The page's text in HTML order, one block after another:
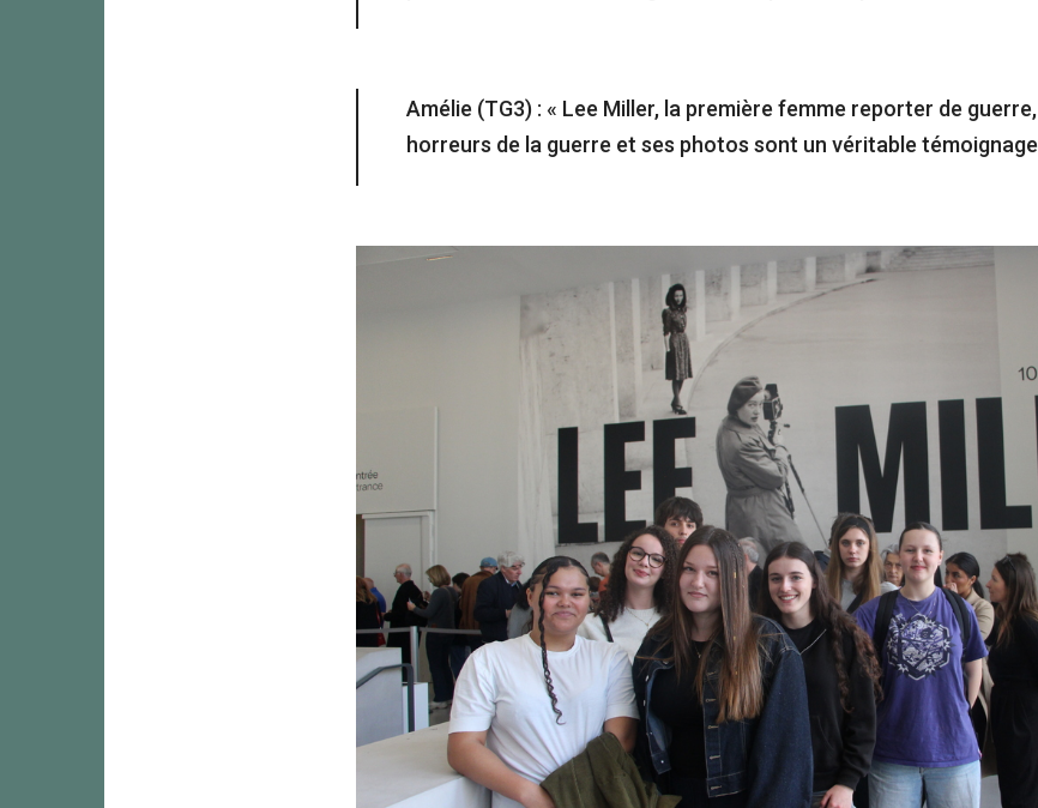
Amélie (TG3) : « Lee Miller, la première femme reporter de
horreurs de la guerre et ses photos sont un véritable